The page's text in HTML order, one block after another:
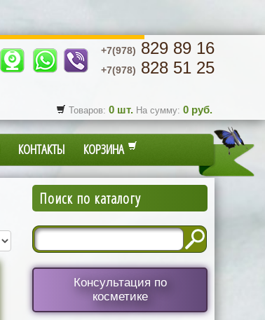
+7(978) 829 89 16
+7(978) 828 51 25
Товаров: 0 шт. На сумму: 0 руб.
КОНТАКТЫ КОРЗИНА
Поиск по каталогу
Консультация по
косметике